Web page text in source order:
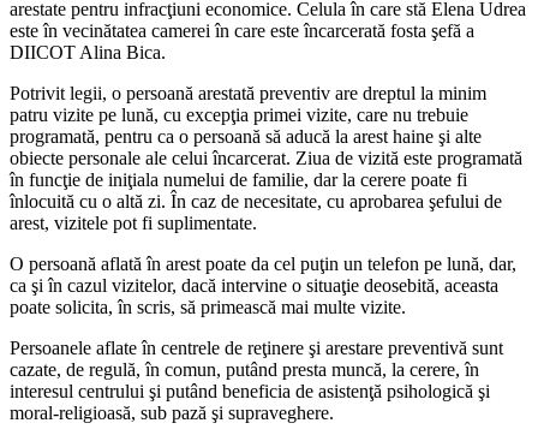
arestate pentru infracţiuni economice. Celula în care stă Elena Udrea
este în vecinătatea camerei în care este încarcerată fosta şefă a
DIICOT Alina Bica.
Potrivit legii, o persoană arestată preventiv are dreptul la minim
patru vizite pe lună, cu excepţia primei vizite, care nu trebuie
programată, pentru ca o persoană să aducă la arest haine şi alte
obiecte personale ale celui încarcerat. Ziua de vizită este programată
în funcţie de iniţiala numelui de familie, dar la cerere poate fi
înlocuită cu o altă zi. În caz de necesitate, cu aprobarea şefului de
arest, vizitele pot fi suplimentate.
O persoană aflată în arest poate da cel puţin un telefon pe lună, dar,
ca şi în cazul vizitelor, dacă intervine o situaţie deosebită, aceasta
poate solicita, în scris, să primească mai multe vizite.
Persoanele aflate în centrele de reţinere şi arestare preventivă sunt
cazate, de regulă, în comun, putând presta muncă, la cerere, în
interesul centrului şi putând beneficia de asistenţă psihologică şi
moral-religioasă, sub pază şi supraveghere.